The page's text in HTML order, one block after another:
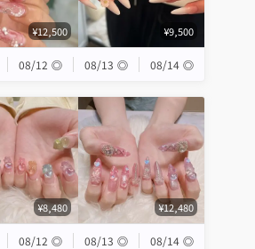
¥12,500 ¥9,500
08/12 ◎ 08/13 ◎ 08/14 ◎
¥8,480 ¥12,480
08/12 ◎ 08/13 ◎ 08/14 ◎